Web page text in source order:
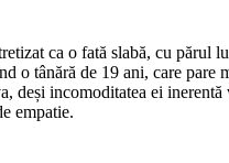
ca o fată slabă, cu părul
o tânără de 19 ani, care
deși incomoditatea ei
empatie.